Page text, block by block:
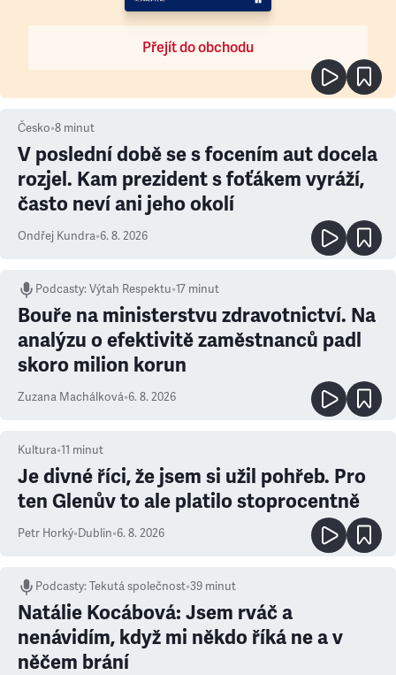
Přejít do obchodu
Česko•8 minut
V poslední době se s focením aut docela
rozjel. Kam prezident s foťákem vyráží,
často neví ani jeho okolí
Ondřej Kundra•6. 8. 2026
Podcasty:Výtah Respektu•17 minut
Bouře na ministerstvu zdravotnictví. Na
analýzu o efektivitě zaměstnanců padl
skoro milion korun
Zuzana Machálková•6. 8. 2026
Kultura•11 minut
Je divné říci, že jsem si užil pohřeb. Pro
ten Glenův to ale platilo stoprocentně
Petr Horký•Dublin•6. 8. 2026
Podcasty:Tekutá společnost•39 minut
Natálie Kocábová: Jsem rváč a
nenávidím, když mi někdo říká ne a v
něčem brání